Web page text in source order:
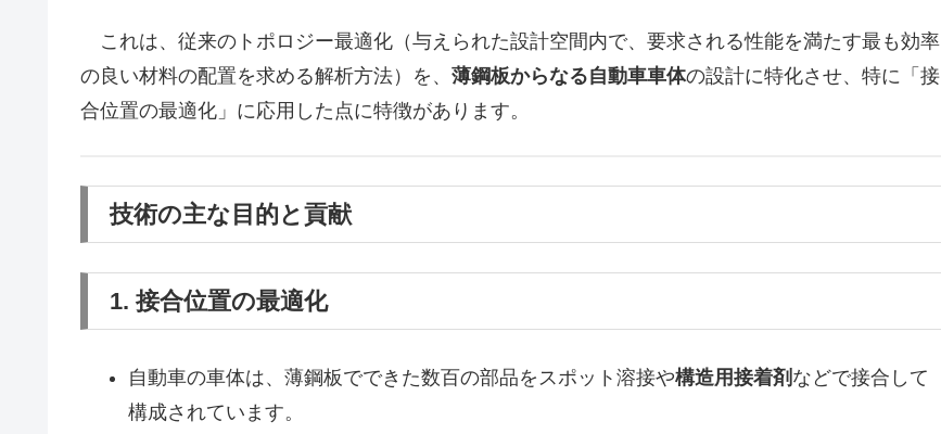
これは、従来のトポロジー最適化（与えられた設計空間内で、要求される性能を満たす最も効率
の良い材料の配置を求める解析方法）を、 薄鋼板からなる自動車車体の設計に特化させ、特に「接
合位置の最適化」に応用した点に特徴があります。
技術の主な目的と貢献
1. 接合位置の最適化
自動車の車体は、薄鋼板でできた数百の部品をスポット溶接や構造用接着剤 などで接合して
構成されています。